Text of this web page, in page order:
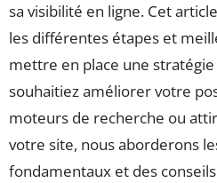
sa visibilité en ligne. Cet
les différentes étapes et
mettre en place une stratégie
souhaitiez améliorer votre
moteurs de recherche ou
votre site, nous aborderons
fondamentaux et des